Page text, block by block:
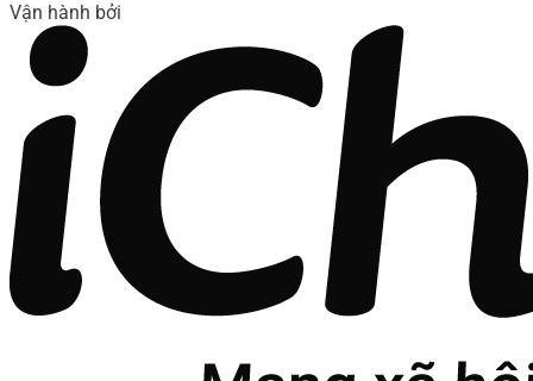
Vận hành bởi